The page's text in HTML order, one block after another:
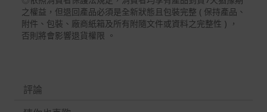
之權益，但退回產品必須是全新狀態且包裝完整 ( 保持產品、
附件、包裝、廠商紙箱及所有附隨文件或資料之完整性 ) ，
否則將會影響退貨權限 。
評論